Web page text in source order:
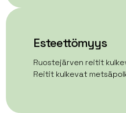
Esteettömyys
Ruostejärven reitit
Reitit kulkevat